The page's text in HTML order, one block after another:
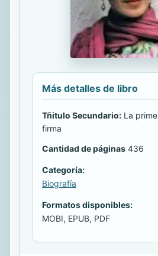
Más detalles de libro
Tñitulo Secundario: La
firma
Cantidad de páginas 436
Categoría:
Biografía
Formatos disponibles:
MOBI, EPUB, PDF